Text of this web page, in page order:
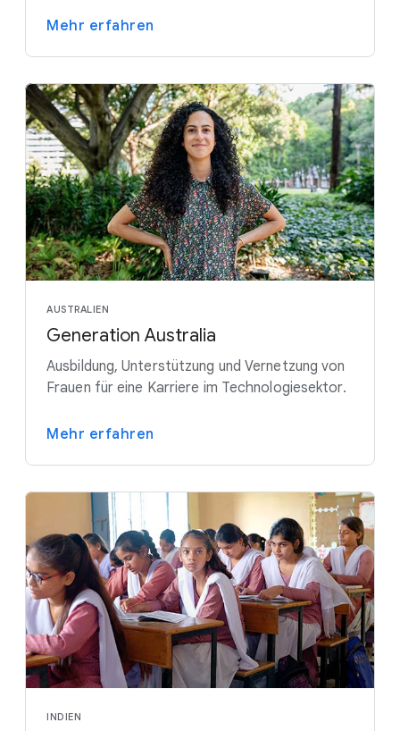
Mehr erfahren
AUSTRALIEN
Generation Australia
Ausbildung, Unterstützung und Vernetzung von
Frauen für eine Karriere im Technologiesektor.
Mehr erfahren
INDIEN